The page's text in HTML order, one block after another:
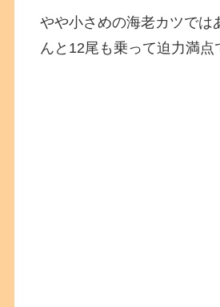
やや小さめの海老カツでは
んと12尾も乗って迫力満点